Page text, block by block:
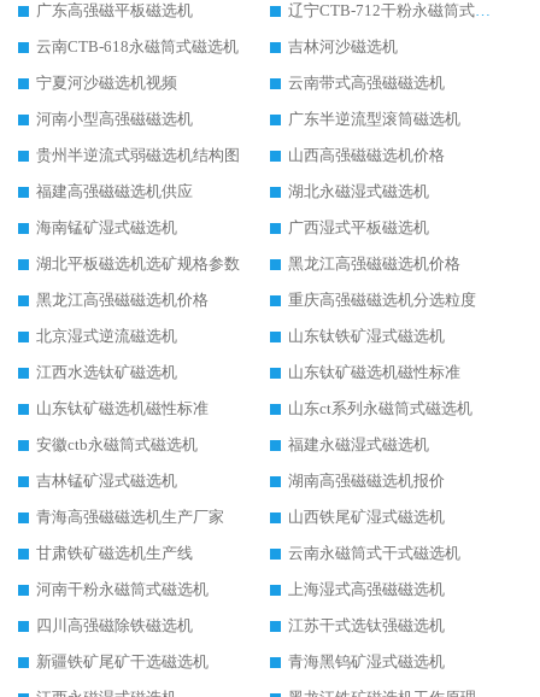
广东高强磁平板磁选机
辽宁CTB-712干粉永磁筒式磁选机
云南CTB-618永磁筒式磁选机
吉林河沙磁选机
宁夏河沙磁选机视频
云南带式高强磁磁选机
河南小型高强磁磁选机
广东半逆流型滚筒磁选机
贵州半逆流式弱磁选机结构图
山西高强磁磁选机价格
福建高强磁磁选机供应
湖北永磁湿式磁选机
海南锰矿湿式磁选机
广西湿式平板磁选机
湖北平板磁选机选矿规格参数
黑龙江高强磁磁选机价格
黑龙江高强磁磁选机价格
重庆高强磁磁选机分选粒度
北京湿式逆流磁选机
山东钛铁矿湿式磁选机
江西水选钛矿磁选机
山东钛矿磁选机磁性标准
山东钛矿磁选机磁性标准
山东ct系列永磁筒式磁选机
安徽ctb永磁筒式磁选机
福建永磁湿式磁选机
吉林锰矿湿式磁选机
湖南高强磁磁选机报价
青海高强磁磁选机生产厂家
山西铁尾矿湿式磁选机
甘肃铁矿磁选机生产线
云南永磁筒式干式磁选机
河南干粉永磁筒式磁选机
上海湿式高强磁磁选机
四川高强磁除铁磁选机
江苏干式选钛强磁选机
新疆铁矿尾矿干选磁选机
青海黑钨矿湿式磁选机